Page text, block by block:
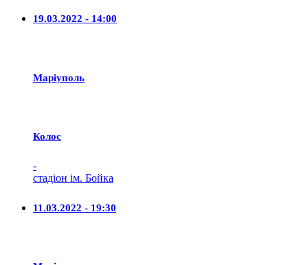
19.03.2022 - 14:00
Маріуполь
Колос
-
стадіон ім. Бойка
11.03.2022 - 19:30